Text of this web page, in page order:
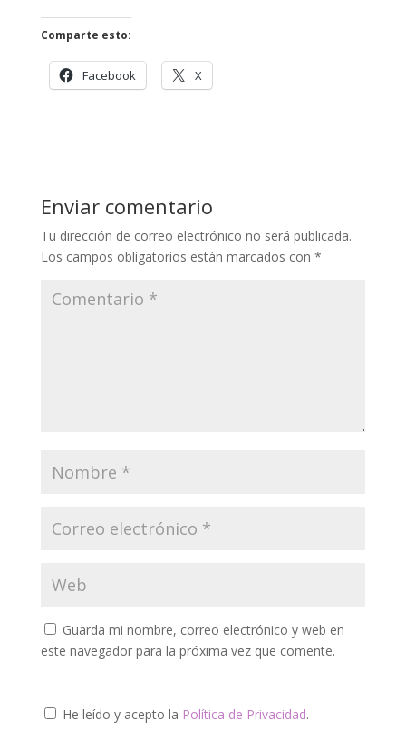
Comparte esto:
Facebook X
Enviar comentario
Tu dirección de correo electrónico no será publicada.
Los campos obligatorios están marcados con *
Guarda mi nombre, correo electrónico y web en
este navegador para la próxima vez que comente.
He leído y acepto la Política de Privacidad.